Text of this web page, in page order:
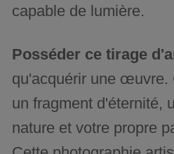
capable de lumière.
Posséder ce tirage
qu'acquérir une œuvre.
un fragment d'éternité,
nature et votre propre